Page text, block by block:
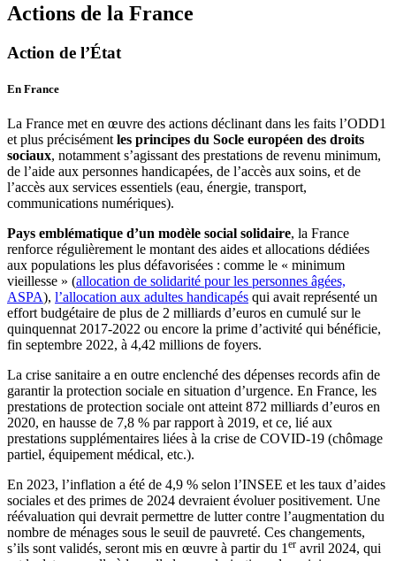
Actions de la France
Action de l’État
En France
La France met en œuvre des actions déclinant dans les faits l’ODD1
et plus précisément les principes du Socle européen des droits
sociaux, notamment s’agissant des prestations de revenu minimum,
de l’aide aux personnes handicapées, de l’accès aux soins, et de
l’accès aux services essentiels (eau, énergie, transport,
communications numériques).
Pays emblématique d’un modèle social solidaire, la France
renforce régulièrement le montant des aides et allocations dédiées
aux populations les plus défavorisées : comme le « minimum
vieillesse » (allocation de solidarité pour les personnes âgées,
ASPA), l’allocation aux adultes handicapés qui avait représenté un
effort budgétaire de plus de 2 milliards d’euros en cumulé sur le
quinquennat 2017-2022 ou encore la prime d’activité qui bénéficie,
fin septembre 2022, à 4,42 millions de foyers.
La crise sanitaire a en outre enclenché des dépenses records afin de
garantir la protection sociale en situation d’urgence. En France, les
prestations de protection sociale ont atteint 872 milliards d’euros en
2020, en hausse de 7,8 % par rapport à 2019, et ce, lié aux
prestations supplémentaires liées à la crise de COVID-19 (chômage
partiel, équipement médical, etc.).
En 2023, l’inflation a été de 4,9 % selon l’INSEE et les taux d’aides
sociales et des primes de 2024 devraient évoluer positivement. Une
réévaluation qui devrait permettre de lutter contre l’augmentation du
nombre de ménages sous le seuil de pauvreté. Ces changements,
s’ils sont validés, seront mis en œuvre à partir du 1 er avril 2024, qui